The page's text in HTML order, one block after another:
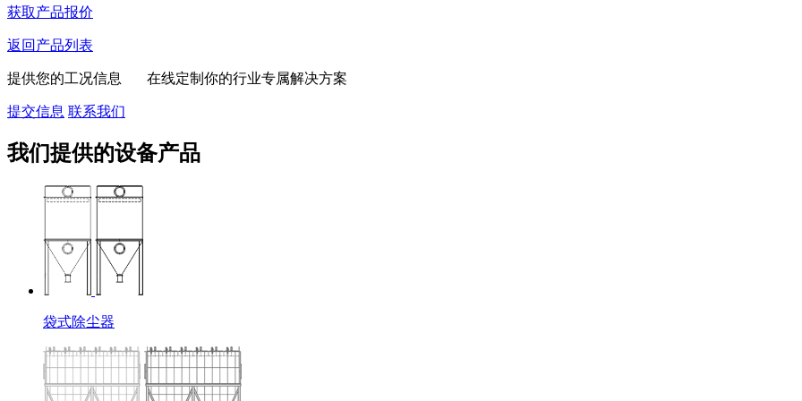
获取产品报价
返回产品列表
提供您的工况信息 在线定制你的行业专属解决方案
提交信息 联系我们
我们提供的设备产品
袋式除尘器